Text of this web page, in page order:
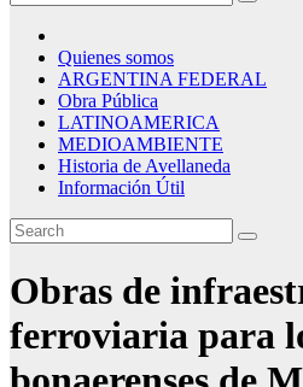
Quienes somos
ARGENTINA FEDERAL
Obra Pública
LATINOAMERICA
MEDIOAMBIENTE
Historia de Avellaneda
Información Útil
Obras de
ferroviaria para